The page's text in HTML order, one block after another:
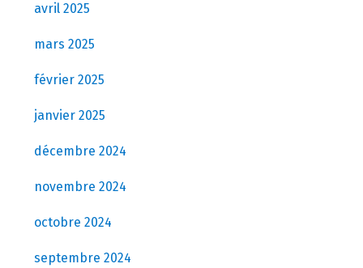
avril 2025
mars 2025
février 2025
janvier 2025
décembre 2024
novembre 2024
octobre 2024
septembre 2024